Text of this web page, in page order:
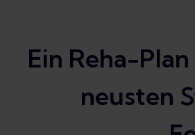
Ein Reha-
neusten